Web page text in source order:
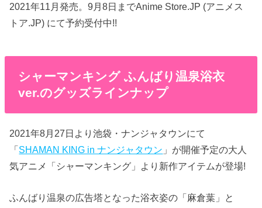
2021年11月発売。9月8日までAnime Store.JP (アニメス
トア.JP) にて予約受付中!!
シャーマンキング ふんばり温泉浴衣
ver.のグッズラインナップ
2021年8月27日より池袋・ナンジャタウンにて
「SHAMAN KING in ナンジャタウン 」が開催予定の大人
気アニメ「シャーマンキング」より新作アイテムが登場!
ふんばり温泉の広告塔となった浴衣姿の「麻倉葉」と